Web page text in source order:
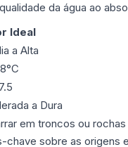
da água ao
Ideal
a Alta
a Dura
em troncos ou rochas
chave sobre as origens